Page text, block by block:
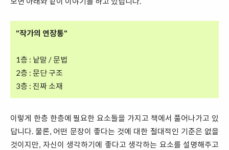
"작가의 연장통"
1층 : 낱말 / 문법
2층 : 문단 구조
3층 : 진짜 소재
이렇게 한층 한층에 필요한 요소들을 가지고 책에서 풀어나가고 있
답니다. 물론, 어떤 문장이 좋다는 것에 대한 절대적인 기준은 없을
것이지만, 자신이 생각하기에 좋다고 생각하는 요소를 설명해주고